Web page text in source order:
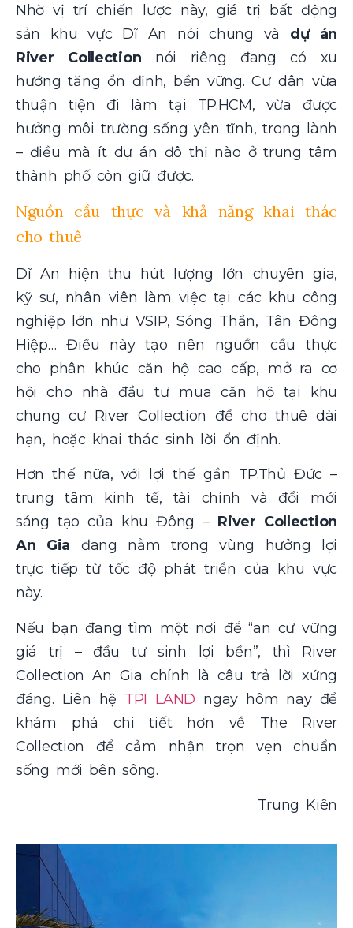
Nhờ vị trí chiến lược này, giá trị bất động
sản khu vực Dĩ An nói chung và dự án
River Collection nói riêng đang có xu
hướng tăng ổn định, bền vững. Cư dân vừa
thuận tiện đi làm tại TP.HCM, vừa được
hưởng môi trường sống yên tĩnh, trong lành
– điều mà ít dự án đô thị nào ở trung tâm
thành phố còn giữ được.
Nguồn cầu thực và khả năng khai thác
cho thuê
Dĩ An hiện thu hút lượng lớn chuyên gia,
kỹ sư, nhân viên làm việc tại các khu công
nghiệp lớn như VSIP, Sóng Thần, Tân Đông
Hiệp… Điều này tạo nên nguồn cầu thực
cho phân khúc căn hộ cao cấp, mở ra cơ
hội cho nhà đầu tư mua căn hộ tại khu
chung cư River Collection để cho thuê dài
hạn, hoặc khai thác sinh lời ổn định.
Hơn thế nữa, với lợi thế gần TP.Thủ Đức –
trung tâm kinh tế, tài chính và đổi mới
sáng tạo của khu Đông – River Collection
An Gia đang nằm trong vùng hưởng lợi
trực tiếp từ tốc độ phát triển của khu vực
này.
Nếu bạn đang tìm một nơi để “an cư vững
giá trị – đầu tư sinh lợi bền”, thì River
Collection An Gia chính là câu trả lời xứng
đáng. Liên hệ TPI LAND ngay hôm nay để
khám phá chi tiết hơn về The River
Collection để cảm nhận trọn vẹn chuẩn
sống mới bên sông.
Trung Kiên